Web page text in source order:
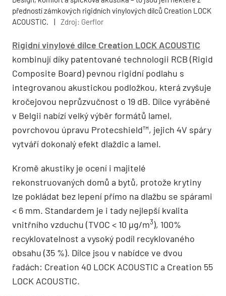
předností zámkových rigidních vinylových dílců Creation LOCK
ACOUSTIC.
| Zdroj: Gerflor
Rigidní vinylové dílce Creation LOCK ACOUSTIC
kombinují díky patentované technologii RCB (Rigid
Composite Board) pevnou rigidní podlahu s
integrovanou akustickou podložkou, která zvyšuje
kročejovou neprůzvučnost o 19 dB. Dílce vyráběné
v Belgii nabízí velký výběr formátů lamel,
povrchovou úpravu Protecshield™, jejich 4V spáry
vytváří dokonalý efekt dlaždic a lamel.
Kromě akustiky je ocení i majitelé
rekonstruovaných domů a bytů, protože krytiny
lze pokládat bez lepení přímo na dlažbu se spárami
< 6 mm. Standardem je i tady nejlepší kvalita
vnitřního vzduchu (TVOC < 10 µg/m3), 100%
recyklovatelnost a vysoký podíl recyklovaného
obsahu (35 %). Dílce jsou v nabídce ve dvou
řadách: Creation 40 LOCK ACOUSTIC a Creation 55
LOCK ACOUSTIC.